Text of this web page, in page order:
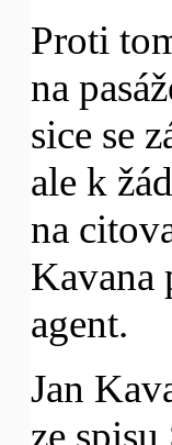
Proti
na
sice se
ale k
na
Kavana
agent.
Jan